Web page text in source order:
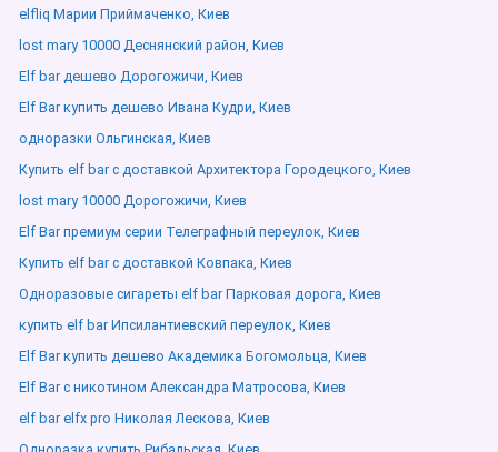
elfliq Марии Приймаченко, Киев
lost mary 10000 Деснянский район, Киев
Elf bar дешево Дорогожичи, Киев
Elf Bar купить дешево Ивана Кудри, Киев
одноразки Ольгинская, Киев
Купить elf bar с доставкой Архитектора Городецкого, Киев
lost mary 10000 Дорогожичи, Киев
Elf Bar премиум серии Телеграфный переулок, Киев
Купить elf bar с доставкой Ковпака, Киев
Одноразовые сигареты elf bar Парковая дорога, Киев
купить elf bar Ипсилантиевский переулок, Киев
Elf Bar купить дешево Академика Богомольца, Киев
Elf Bar с никотином Александра Матросова, Киев
elf bar elfx pro Николая Лескова, Киев